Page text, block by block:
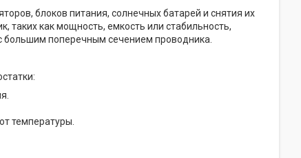
блоков питания, солнечных батарей и снятия их
таких как мощность, емкость или стабильность,
большим поперечным сечением проводника.
температуры.